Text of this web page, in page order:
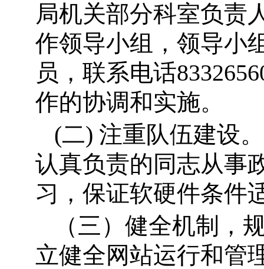
局机关部分科室负责
作领导小组，领导小
员，联系电话
作的协调和实施。
(二) 注重队伍建设
认真负责的同志从事
习，保证软硬件条件
（三）健全机制，
立健全网站运行和管